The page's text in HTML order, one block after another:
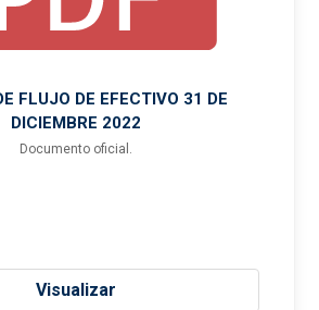
FLUJO DE EFECTIVO 31 DE
DICIEMBRE 2022
Documento oficial.
Visualizar